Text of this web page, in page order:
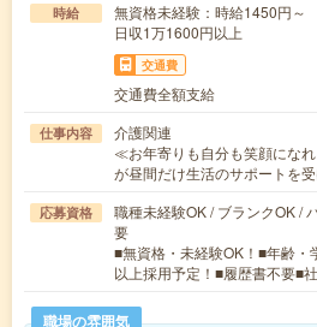
時給
無資格未経験：時給1450円
日収1万1600円以上
交通費
交通費全額支給
仕事内容
介護関連
≪お年寄りも自分も笑顔にな
が昼間だけ生活のサポートを
応募資格
職種未経験OK / ブランクOK /
要
■無資格・未経験OK！■年齢・
以上採用予定！■履歴書不要■
職場の雰囲気